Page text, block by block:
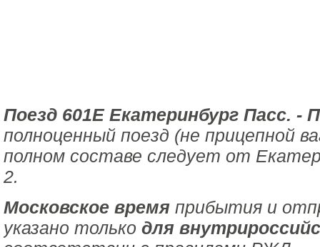
Поезд 601Е Екатеринбург Пасс. -
полноценный поезд (не прицепной
полном составе следует от
2.
Московское время прибытия и
указано только для